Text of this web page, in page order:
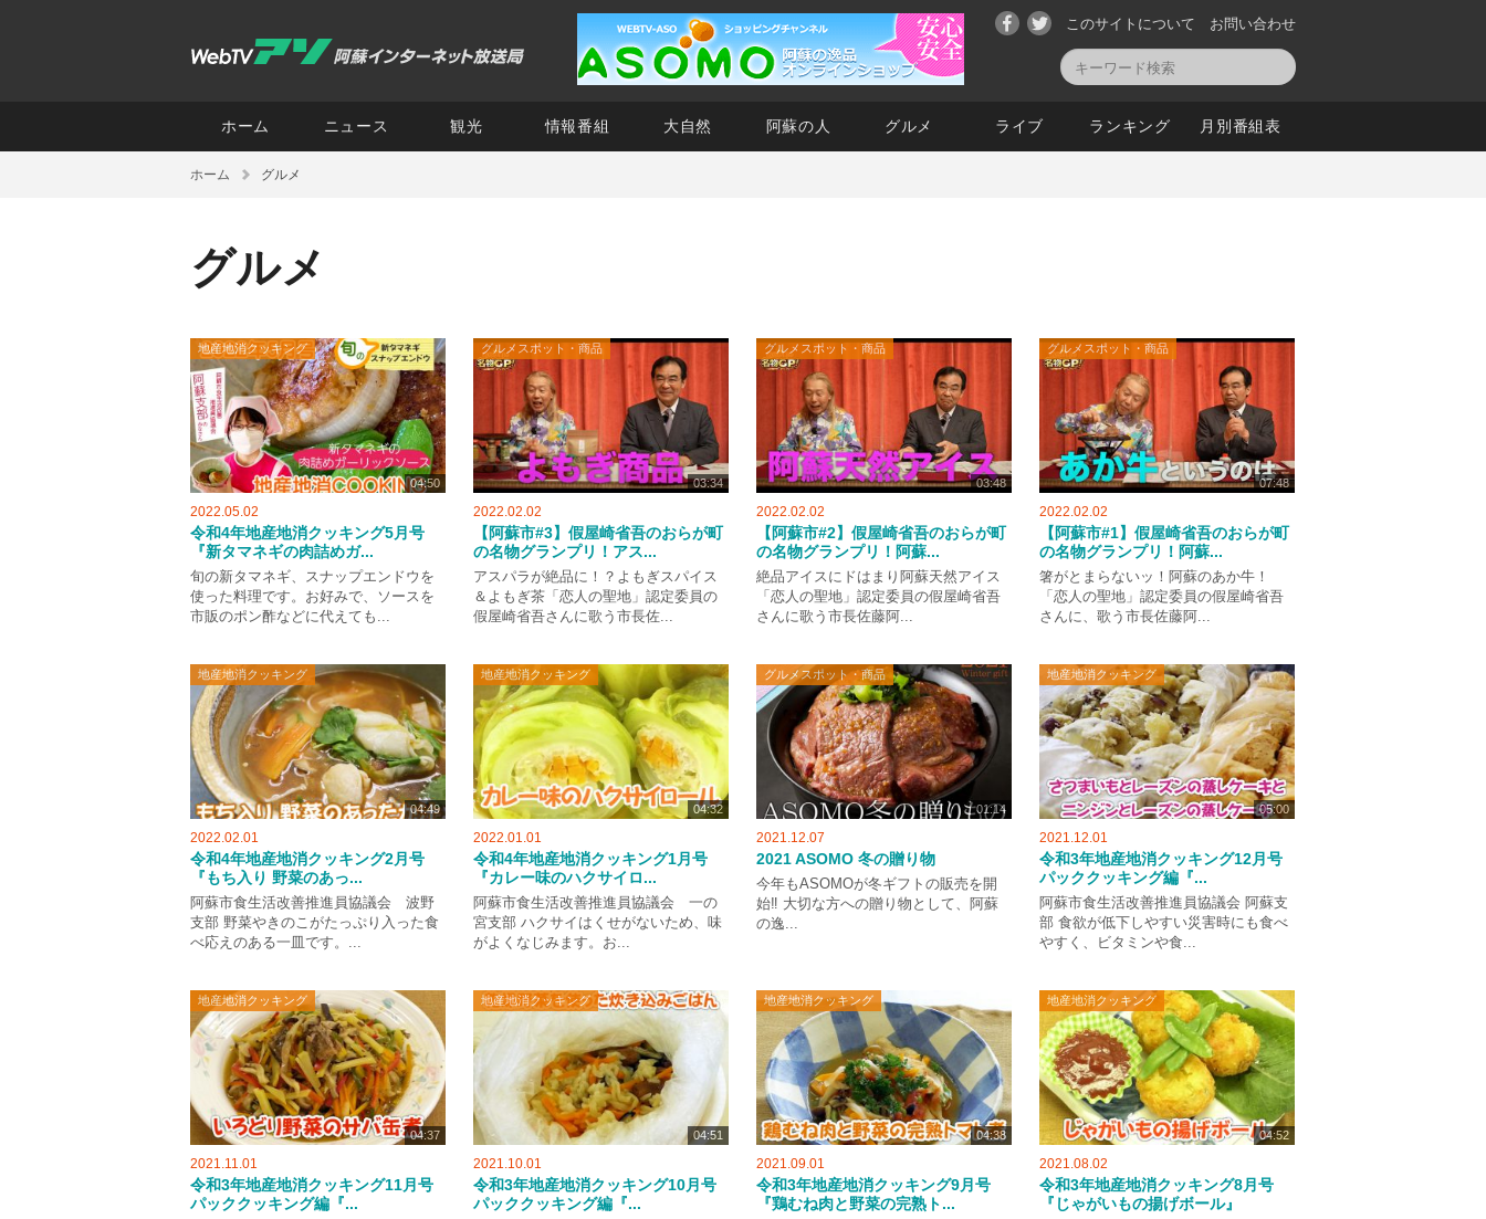
お問い合わせ
このサイトについて
ホーム ニュース 観光 情報番組 大自然 阿蘇の人 グルメ ライブ ランキング 月別番組表
ホーム グルメ
グルメ
地産地消クッキング
04:50
2022.05.02
令和4年地産地消クッキング5月号
『新タマネギの肉詰めガ...
旬の新タマネギ、スナップエンドウを
使った料理です。お好みで、ソースを
市販のポン酢などに代えても...
グルメスポット・商品
03:34
2022.02.02
【阿蘇市#3】假屋崎省吾のおらが町
の名物グランプリ！アス...
アスパラが絶品に！？よもぎスパイス
＆よもぎ茶「恋人の聖地」認定委員の
假屋崎省吾さんに歌う市長佐...
グルメスポット・商品
03:48
2022.02.02
【阿蘇市#2】假屋崎省吾のおらが町
の名物グランプリ！阿蘇...
絶品アイスにドはまり阿蘇天然アイス
「恋人の聖地」認定委員の假屋崎省吾
さんに歌う市長佐藤阿...
グルメスポット・商品
07:48
2022.02.02
【阿蘇市#1】假屋崎省吾のおらが町
の名物グランプリ！阿蘇...
箸がとまらないッ！阿蘇のあか牛！
「恋人の聖地」認定委員の假屋崎省吾
さんに、歌う市長佐藤阿...
地産地消クッキング
04:49
2022.02.01
令和4年地産地消クッキング2月号
『もち入り 野菜のあっ...
阿蘇市食生活改善推進員協議会 波野
支部 野菜やきのこがたっぷり入った食
べ応えのある一皿です。...
地産地消クッキング
04:32
2022.01.01
令和4年地産地消クッキング1月号
『カレー味のハクサイロ...
阿蘇市食生活改善推進員協議会 一の
宮支部 ハクサイはくせがないため、味
がよくなじみます。お...
グルメスポット・商品
01:14
2021.12.07
2021 ASOMO 冬の贈り物
今年もASOMOが冬ギフトの販売を開
始‼ 大切な方への贈り物として、阿蘇
の逸...
地産地消クッキング
05:00
2021.12.01
令和3年地産地消クッキング12月号
パッククッキング編『...
阿蘇市食生活改善推進員協議会 阿蘇支
部 食欲が低下しやすい災害時にも食べ
やすく、ビタミンや食...
地産地消クッキング
04:37
2021.11.01
令和3年地産地消クッキング11月号
パッククッキング編『...
地産地消クッキング
04:51
2021.10.01
令和3年地産地消クッキング10月号
パッククッキング編『...
地産地消クッキング
04:38
2021.09.01
令和3年地産地消クッキング9月号
『鶏むね肉と野菜の完熟ト...
地産地消クッキング
04:52
2021.08.02
令和3年地産地消クッキング8月号
『じゃがいもの揚げボール』